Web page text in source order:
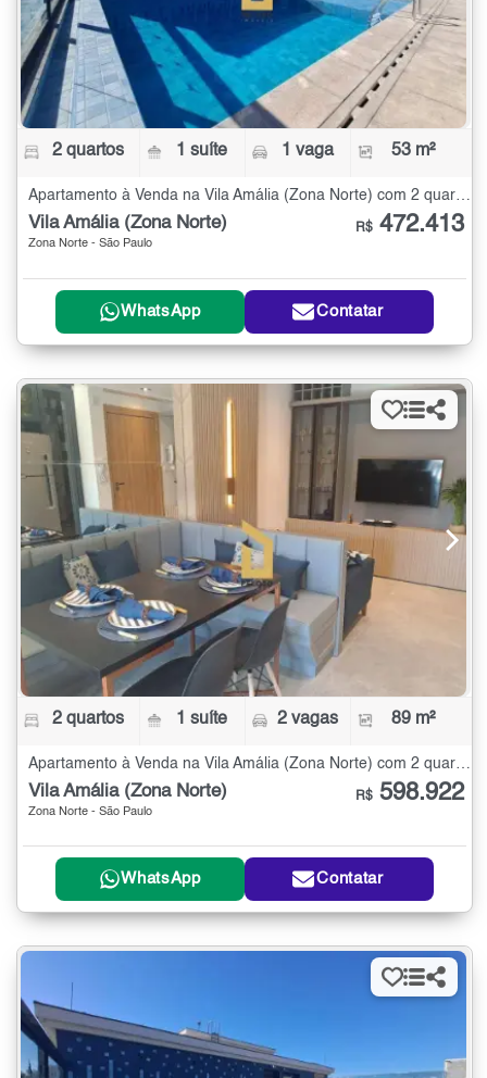
2 quartos 1 suíte 1 vaga 53 m²
Apartamento à Venda na Vila Amália (Zona Norte) com 2 quartos - 53 m²
Vila Amália (Zona Norte)
Zona Norte - São Paulo
R$ 472.413
WhatsApp Contatar
2 quartos 1 suíte 2 vagas 89 m²
Vila Amália (Zona Norte)
Zona Norte - São Paulo
R$ 598.922
WhatsApp Contatar